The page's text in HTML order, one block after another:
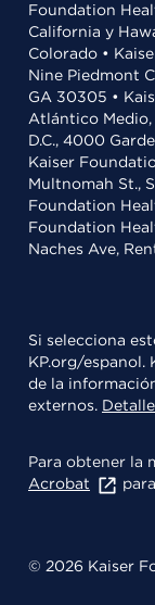
Foundation
California y
Colorado •
Nine Piedmont
GA 30305 •
Atlántico Medio,
D.C., 4000
Kaiser
Multnomah St.,
Foundation
Foundation
Naches Ave,
Si selecciona
KP.org/espanol.
de la
externos.
Para obtener la
Acrobat
© 2026 Kaiser